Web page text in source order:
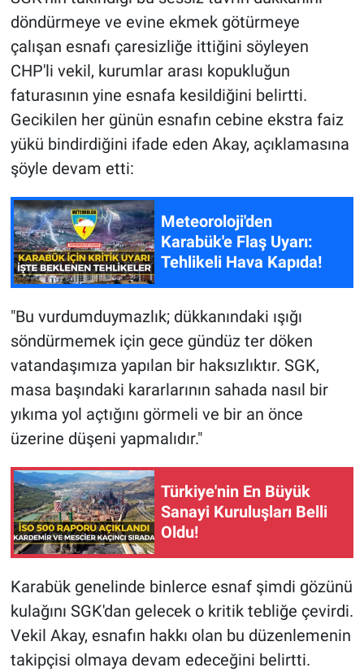
döndürmeye ve evine ekmek götürmeye
çalışan esnafı çaresizliğe ittiğini söyleyen
CHP'li vekil, kurumlar arası kopukluğun
faturasının yine esnafa kesildiğini belirtti.
Gecikilen her günün esnafın cebine ekstra faiz
yükü bindirdiğini ifade eden Akay, açıklamasına
şöyle devam etti:
Meteoroloji'den
Karabük'e Flaş Uyarı:
Tehlikeli Hava Kapıda!
"Bu vurdumduymazlık; dükkanındaki ışığı
söndürmemek için gece gündüz ter döken
vatandaşımıza yapılan bir haksızlıktır. SGK,
masa başındaki kararlarının sahada nasıl bir
yıkıma yol açtığını görmeli ve bir an önce
üzerine düşeni yapmalıdır."
Türkiye'nin En Büyük
Sanayi Kuruluşları Belli
Oldu!
Karabük genelinde binlerce esnaf şimdi gözünü
kulağını SGK'dan gelecek o kritik tebliğe çevirdi.
Vekil Akay, esnafın hakkı olan bu düzenlemenin
takipçisi olmaya devam edeceğini belirtti.